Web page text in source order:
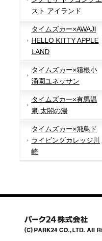
スト アイランド
タイムズカー×AWAJI
HELLO KITTY APPLE
LAND
タイムズカー×箱根小
涌園ユネッサン
タイムズカー×有馬温
泉 太閤の湯
タイムズカー×飛鳥ド
ライビングカレッジ川
崎